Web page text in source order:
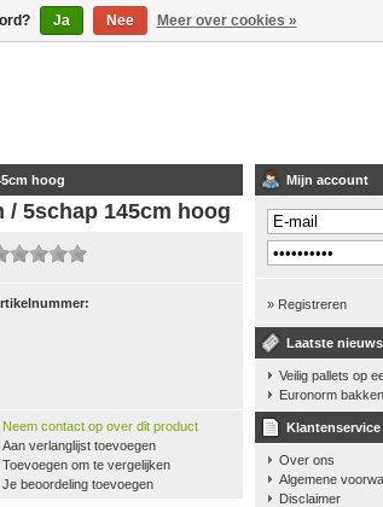
hoog
5schap 145cm hoog
Neem contact op over dit product
Aan verlanglijst toevoegen
Toevoegen om te vergelijken
Je beoordeling toevoegen
Mijn account
» Registreren
Laatste nieuws
Veilig pallets op
Euronorm
Klantenservice
Over ons
Algemene
Disclaimer
Ja Nee Meer over cookies »